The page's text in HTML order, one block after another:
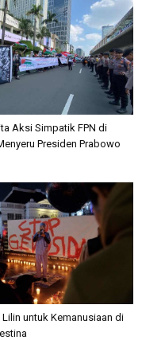
Aksi Simpatik FPN di
Presiden Prabowo
Lilin untuk Kemanusiaan di